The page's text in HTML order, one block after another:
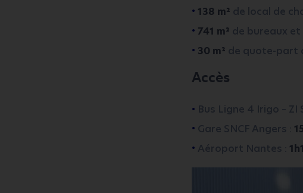
138 m² de local de
741 m² de bureaux
30 m² de quote-part
Accès
Bus Ligne 4 Irigo – ZI
Gare SNCF Angers :
Aéroport Nantes :